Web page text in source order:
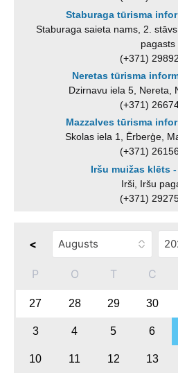
Staburaga tūrisma
Staburaga saieta nams, 2.
pagasts
(+371)
Neretas tūrisma
Dzirnavu iela 5, Nereta,
(+371)
Mazzalves tūrisma
Skolas iela 1, Ērberģe,
(+371)
Iršu muižas klēts
Irši, Iršu
(+371)
<
P O T C
27 28 29 30
3 4 5 6
10 11 12 13